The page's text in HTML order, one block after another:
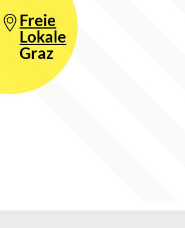
Freie
Lokale
Graz